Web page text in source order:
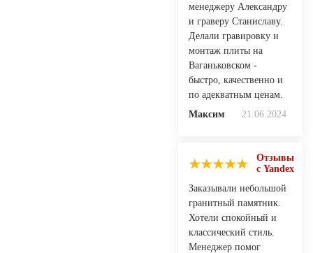
менеджеру Александру
и граверу Станиславу.
Делали гравировку и
монтаж плиты на
Ваганьковском -
быстро, качественно и
по адекватным ценам.
Максим
21.06.2024
Отзывы
с Yandex
Заказывали небольшой
гранитный памятник.
Хотели спокойный и
классический стиль.
Менеджер помог